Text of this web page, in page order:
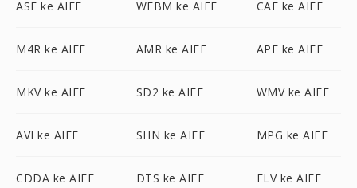
ASF ke AIFF WEBM ke AIFF CAF ke AIFF
M4R ke AIFF AMR ke AIFF APE ke AIFF
MKV ke AIFF SD2 ke AIFF WMV ke AIFF
AVI ke AIFF SHN ke AIFF MPG ke AIFF
CDDA ke AIFF DTS ke AIFF FLV ke AIFF